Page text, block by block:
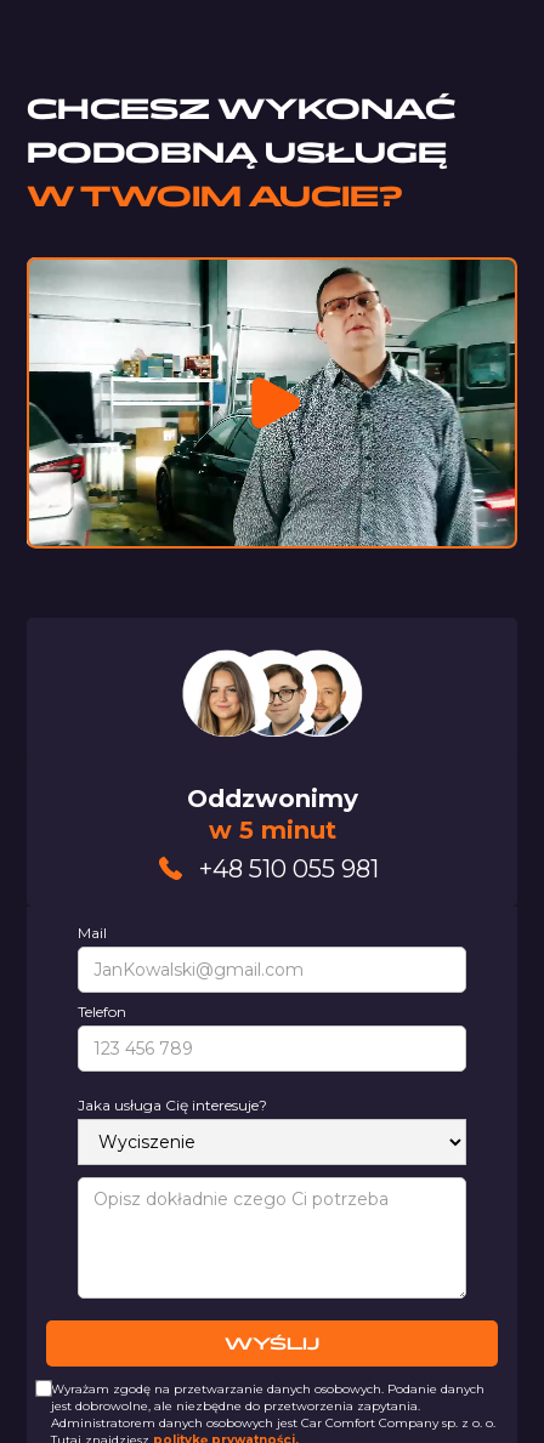
CHCESZ WYKONAĆ
PODOBNĄ USŁUGĘ
W TWOIM AUCIE?
Oddzwonimy
w 5 minut
+48 510 055 981
Mail
Telefon
Jaka usługa Cię interesuje?
Wyrażam zgodę na przetwarzanie danych osobowych. Podanie danych
jest dobrowolne, ale niezbędne do przetworzenia zapytania.
Administratorem danych osobowych jest Car Comfort Company sp. z o. o.